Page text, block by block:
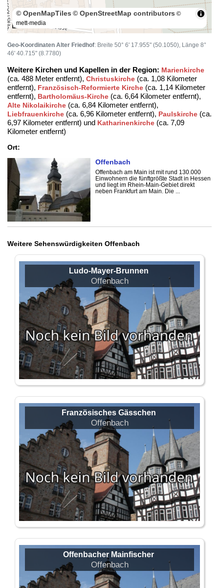
100 m
© OpenMapTiles © OpenStreetMap contributors ©
mett-media
Geo-Koordinaten Alter Friedhof: Breite 50° 6' 17.955" (50.1050), Länge 8°
46' 40.715" (8.7780)
Weitere Kirchen und Kapellen in der Region: Marienkirche
(ca. 488 Meter entfernt), Christuskirche (ca. 1,08 Kilometer
entfernt), Französisch-Reformierte Kirche (ca. 1,14 Kilometer
entfernt), Bartholomäus-Kirche (ca. 6,64 Kilometer entfernt),
Alte Nikolaikirche (ca. 6,84 Kilometer entfernt),
Liebfrauenkirche (ca. 6,96 Kilometer entfernt), Paulskirche (ca.
6,97 Kilometer entfernt) und Katharinenkirche (ca. 7,09
Kilometer entfernt)
Ort:
Offenbach
Offenbach am Main ist mit rund 130.000
Einwohnern die fünftgrößte Stadt in Hessen
und liegt im Rhein-Main-Gebiet direkt
neben Frankfurt am Main. Die ...
Weitere Sehenswürdigkeiten Offenbach
Ludo-Mayer-Brunnen
Offenbach
Französisches Gässchen
Offenbach
Offenbacher Mainfischer
Offenbach